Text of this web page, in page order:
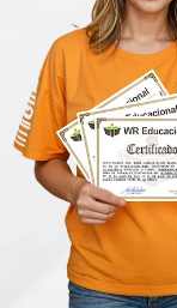
Curso Grátis
MOPP -
DETALHES